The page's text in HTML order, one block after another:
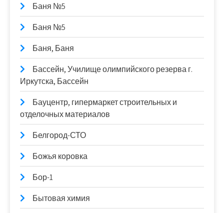
Баня №5
Баня №5
Баня, Баня
Бассейн, Училище олимпийского резерва г.
Иркутска, Бассейн
Бауцентр, гипермаркет строительных и
отделочных материалов
Белгород-СТО
Божья коровка
Бор-1
Бытовая химия